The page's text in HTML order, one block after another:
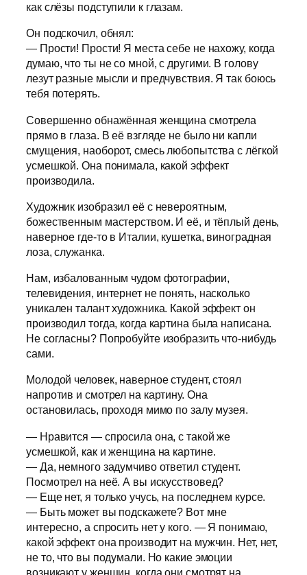
как слёзы подступили к глазам.
Он подскочил, обнял:
— Прости! Прости! Я места себе не нахожу, когда
думаю, что ты не со мной, с другими. В голову
лезут разные мысли и предчувствия. Я так боюсь
тебя потерять.
Совершенно обнажённая женщина смотрела
прямо в глаза. В её взгляде не было ни капли
смущения, наоборот, смесь любопытства с лёгкой
усмешкой. Она понимала, какой эффект
производила.
Художник изобразил её с невероятным,
божественным мастерством. И её, и тёплый день,
наверное где-то в Италии, кушетка, виноградная
лоза, служанка.
Нам, избалованным чудом фотографии,
телевидения, интернет не понять, насколько
уникален талант художника. Какой эффект он
производил тогда, когда картина была написана.
Не согласны? Попробуйте изобразить что-нибудь
сами.
Молодой человек, наверное студент, стоял
напротив и смотрел на картину. Она
остановилась, проходя мимо по залу музея.
— Нравится — спросила она, с такой же
усмешкой, как и женщина на картине.
— Да, немного задумчиво ответил студент.
Посмотрел на неё. А вы искусствовед?
— Еще нет, я только учусь, на последнем курсе.
— Быть может вы подскажете? Вот мне
интересно, а спросить нет у кого. — Я понимаю,
какой эффект она производит на мужчин. Нет, нет,
не то, что вы подумали. Но какие эмоции
возникают у женщин, когда они смотрят на